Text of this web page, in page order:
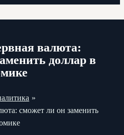
валюта:
доллар в
сможет ли он заменить